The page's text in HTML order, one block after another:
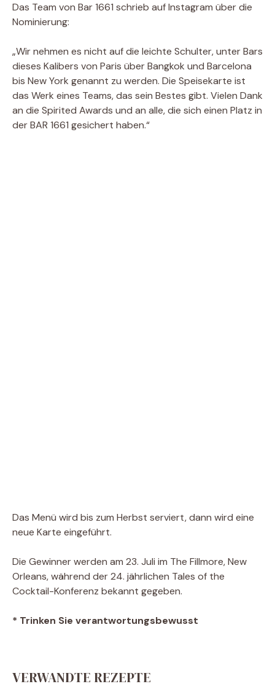
Das Team von Bar 1661 schrieb auf Instagram über die
Nominierung:
„Wir nehmen es nicht auf die leichte Schulter, unter Bars
dieses Kalibers von Paris über Bangkok und Barcelona
bis New York genannt zu werden. Die Speisekarte ist
das Werk eines Teams, das sein Bestes gibt. Vielen Dank
an die Spirited Awards und an alle, die sich einen Platz in
der BAR 1661 gesichert haben.“
Das Menü wird bis zum Herbst serviert, dann wird eine
neue Karte eingeführt.
Die Gewinner werden am 23. Juli im The Fillmore, New
Orleans, während der 24. jährlichen Tales of the
Cocktail-Konferenz bekannt gegeben.
* Trinken Sie verantwortungsbewusst
VERWANDTE REZEPTE